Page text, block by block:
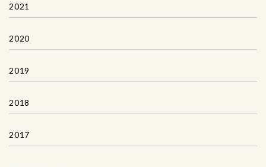
2021
2020
2019
2018
2017